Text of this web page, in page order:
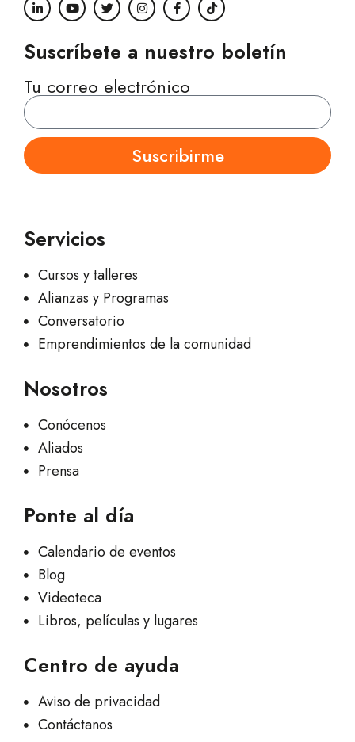
Suscríbete a nuestro boletín
Tu correo electrónico
Suscribirme
Servicios
Cursos y talleres
Alianzas y Programas
Conversatorio
Emprendimientos de la comunidad
Nosotros
Conócenos
Aliados
Prensa
Ponte al día
Calendario de eventos
Blog
Videoteca
Libros, películas y lugares
Centro de ayuda
Aviso de privacidad
Contáctanos